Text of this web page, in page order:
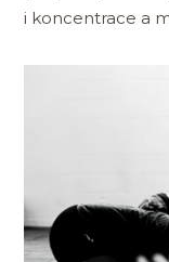
i koncentrace a